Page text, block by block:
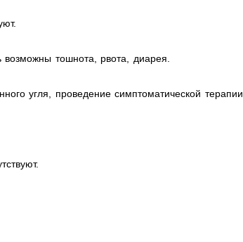
тошнота, рвота, диарея.
угля, проведение симптоматической терапии.